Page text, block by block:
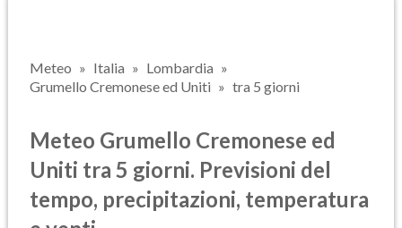
Meteo Italia
Lombardia
Grumello Cremonese ed Uniti
tra 5 giorni
Meteo Grumello Cremonese ed
Uniti tra 5 giorni. Previsioni del
tempo, precipitazioni, temperatura